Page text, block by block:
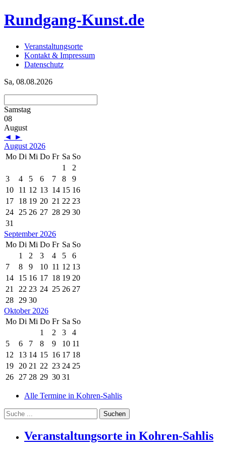
Rundgang-Kunst.de
Veranstaltungsorte
Kontakt & Impressum
Datenschutz
Sa, 08.08.2026
Samstag
08
August
◄ ►
August 2026
Mo Di Mi Do Fr Sa So
1
2
3
4 5 6 7 8
9
10
11 12 13 14 15 16
17
18 19 20 21 22 23
24 25 26 27 28 29 30
31
September 2026
Mo Di Mi Do Fr Sa So
1
2 3 4 5
6
7
8 9 10 11 12 13
14
15 16 17 18 19 20
21
22 23 24 25 26 27
28 29 30
Oktober 2026
Mo Di Mi Do Fr Sa So
1
2 3
4
5
6 7 8 9 10 11
12
13 14 15 16 17 18
19 20 21 22 23 24 25
26 27 28 29 30 31
Alle Termine in Kohren-Sahlis
Veranstaltungsorte in Kohren-Sahlis